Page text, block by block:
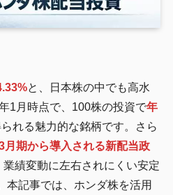
と、日本株の中でも高水
1月時点で、100株の投資で年
れる魅力的な銘柄です。さら
月期から導入される新配当政
業績変動に左右されにくい安定
本記事では、ホンダ株を活用